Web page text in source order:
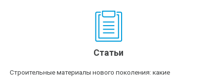
Статьи
Строительные материалы нового поколения: какие